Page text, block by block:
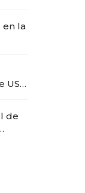
en la
US$
de